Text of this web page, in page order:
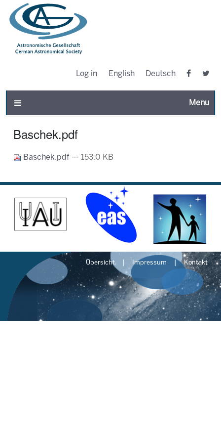
Log in English Deutsch
Toggle
Baschek.pdf
Baschek.pdf — 153.0 KB
Übersicht Impressum Kontakt